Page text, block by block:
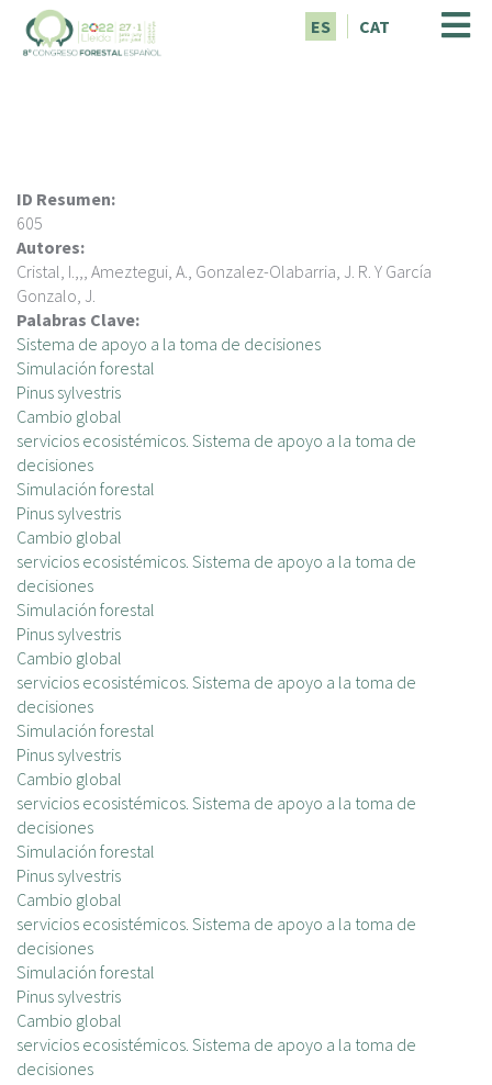
ES CAT
ID Resumen:
605
Autores:
Cristal, I.,,, Ameztegui, A., Gonzalez-Olabarria, J. R. Y García
Gonzalo, J.
Palabras Clave:
Sistema de apoyo a la toma de decisiones
Simulación forestal
Pinus sylvestris
Cambio global
servicios ecosistémicos. Sistema de apoyo a la toma de
decisiones
Simulación forestal
Pinus sylvestris
Cambio global
servicios ecosistémicos. Sistema de apoyo a la toma de
decisiones
Simulación forestal
Pinus sylvestris
Cambio global
servicios ecosistémicos. Sistema de apoyo a la toma de
decisiones
Simulación forestal
Pinus sylvestris
Cambio global
servicios ecosistémicos. Sistema de apoyo a la toma de
decisiones
Simulación forestal
Pinus sylvestris
Cambio global
servicios ecosistémicos. Sistema de apoyo a la toma de
decisiones
Simulación forestal
Pinus sylvestris
Cambio global
servicios ecosistémicos. Sistema de apoyo a la toma de
decisiones